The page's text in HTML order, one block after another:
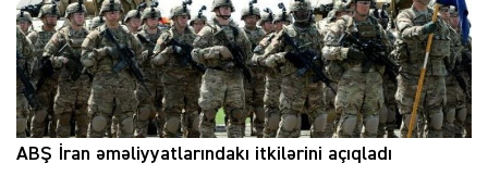
ABŞ İran əməliyyatlarındakı itkilərini açıqladı